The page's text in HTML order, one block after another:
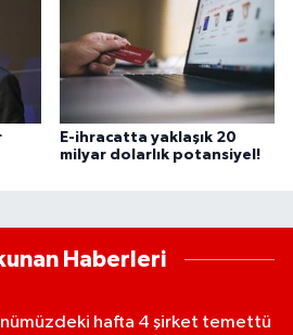
E-ihracatta yaklaşık 20
milyar dolarlık potansiyel!
Haberleri
hafta 4 şirket temettü